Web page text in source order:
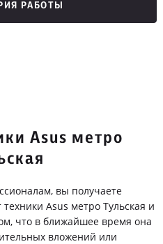
РАБОТЫ
Asus метро
вы получаете
Asus метро Тульская и
что в ближайшее время она
вложений или